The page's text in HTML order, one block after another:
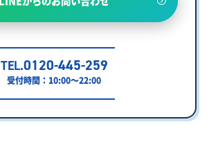
TEL.0120-445-259
受付時間：10:00～22:00